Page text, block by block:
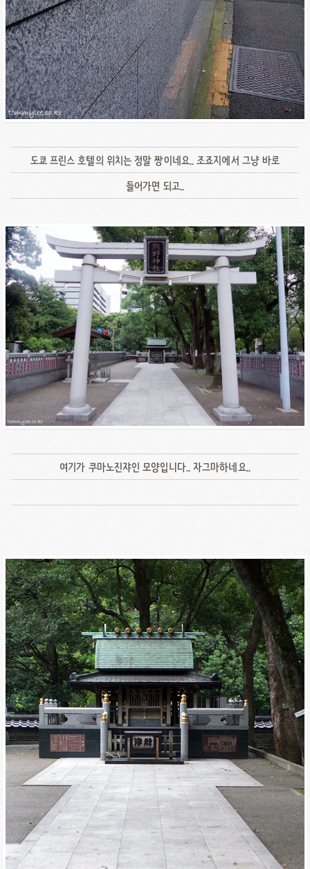
도쿄 프린스 호텔의 위치는 정말 짱이네요.. 조죠지에서 그냥 바로
들어가면 되고..
여기가 쿠마노진쟈인 모양입니다.. 자그마하네요..